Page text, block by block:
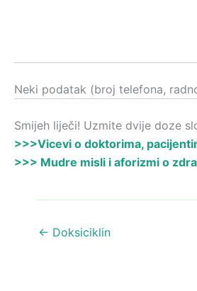
Neki podatak (broj telefona,
Smijeh liječi! Uzmite dvije doze
>>>Vicevi o doktorima,
>>> Mudre misli i aforizmi o
← Doksiciklin